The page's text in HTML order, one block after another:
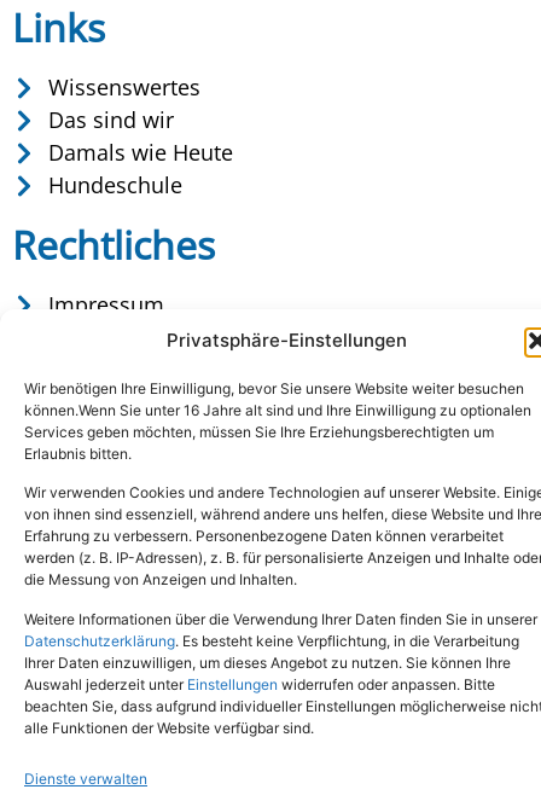
Privatsphäre-Einstellungen
Wir benötigen Ihre Einwilligung, bevor Sie unsere Website weiter besuchen
können.Wenn Sie unter 16 Jahre alt sind und Ihre Einwilligung zu optionalen
Services geben möchten, müssen Sie Ihre Erziehungsberechtigten um
Erlaubnis bitten.
Wir verwenden Cookies und andere Technologien auf unserer Website.
von ihnen sind essenziell, während andere uns helfen, diese Website und Ihre
Erfahrung zu verbessern. Personenbezogene Daten können verarbeitet
werden (z. B. IP-Adressen), z. B. für personalisierte Anzeigen und Inhalte
die Messung von Anzeigen und Inhalten.
Weitere Informationen über die Verwendung Ihrer Daten finden Sie in unserer
Datenschutzerklärung. Es besteht keine Verpflichtung, in die Verarbeitung
Ihrer Daten einzuwilligen, um dieses Angebot zu nutzen. Sie können Ihre
Auswahl jederzeit unter Einstellungen widerrufen oder anpassen. Bitte
beachten Sie, dass aufgrund individueller Einstellungen möglicherweise
alle Funktionen der Website verfügbar sind.
Dienste verwalten
Links
Wissenswertes
Das sind wir
Damals wie Heute
Hundeschule
Rechtliches
Impressum
Datenschutz
Copyright © 2024. Alle Rechte vorbehalten.
Tel.: (02651) - 77438info@tierheim-mayen.de
In der Pluns 1, 56727 Mayen